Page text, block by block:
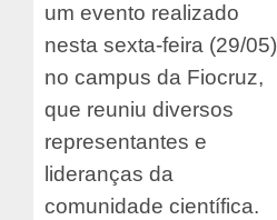
um evento realizado
nesta sexta-feira (29/05)
no campus da Fiocruz,
que reuniu diversos
representantes e
lideranças da
comunidade científica.